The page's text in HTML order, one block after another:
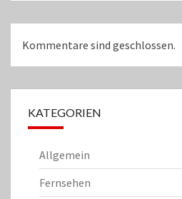
Kommentare sind geschlossen.
KATEGORIEN
Allgemein
Fernsehen